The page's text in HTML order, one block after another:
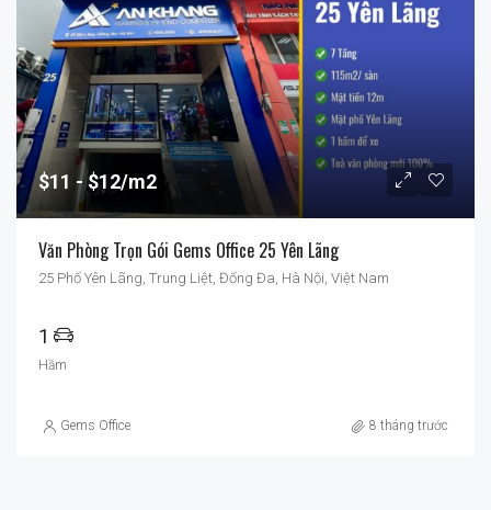
$11 $12/m2
Văn Phòng Trọn Gói Gems Office 25 Yên Lãng
25 Phố Yên Lãng, Trung Liệt, Đống Đa, Hà Nội, Việt Nam
1
Hầm
Gems Office 8 tháng trước